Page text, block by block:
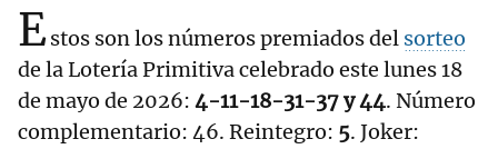
Estos son los números premiados del sorteo
de la Lotería Primitiva celebrado este lunes 18
de mayo de 2026: 4-11-18-31-37 y 44. Número
complementario: 46. Reintegro: 5. Joker: